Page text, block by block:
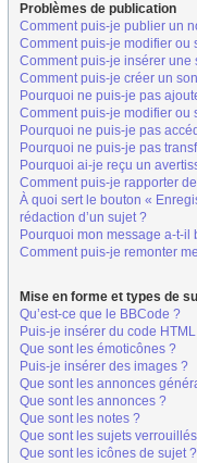
Problèmes de publication
Comment puis-je publier un
Comment puis-je modifier ou
Comment puis-je insérer
Comment puis-je créer un
Pourquoi ne puis-je pas
Comment puis-je modifier ou
Pourquoi ne puis-je pas
Pourquoi ne puis-je pas
Pourquoi ai-je reçu un
Comment puis-je rapporter
À quoi sert le bouton «
rédaction d’un sujet ?
Pourquoi mon message a-t-il
Comment puis-je remonter
Mise en forme et types de
Qu’est-ce que le BBCode ?
Puis-je insérer du code
Que sont les émoticônes ?
Puis-je insérer des images ?
Que sont les annonces
Que sont les annonces ?
Que sont les notes ?
Que sont les sujets
Que sont les icônes de sujet ?